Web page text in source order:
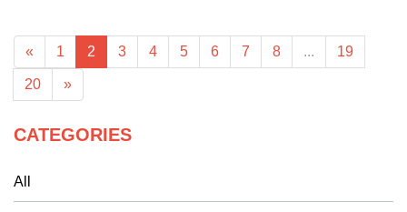
« 1 2 3 4 5 6 7 8 ... 19
20 »
CATEGORIES
All